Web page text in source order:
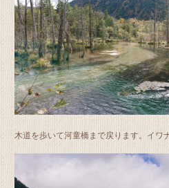
木道を歩いて河童橋まで戻ります。イワ